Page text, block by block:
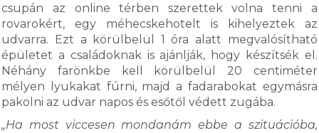
csupán az online térben szerettek volna tenni a
rovarokért, egy méhecskehotelt is kihelyeztek az
udvarra. Ezt a körülbelül 1 óra alatt megvalósítható
épületet a családoknak is ajánlják, hogy készítsék el.
Néhány farönkbe kell körülbelül 20 centiméter
mélyen lyukakat fúrni, majd a fadarabokat egymásra
pakolni az udvar napos és esőtől védett zugába.
„Ha most viccesen mondanám ebbe a szituációba,